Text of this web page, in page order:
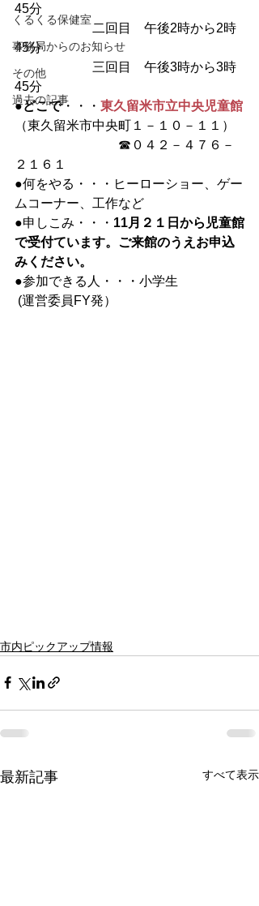
くるくる保健室
事務局からのお知らせ
その他
過去の記事
45分
二回目　午後2時から2時
45分
三回目　午後3時から3時
45分
●どこで・・・ 東久留米市立中央児童館
（東久留米市中央町１－１０－１１）
☎０４２－４７６－
２１６１
●何をやる・・・ヒーローショー、ゲー
ムコーナー、工作など
●申しこみ・・・ 11月２１日から児童館
で受付ています。ご来館のうえお申込
みください。
●参加できる人・・・小学生
(運営委員FY発）
市内ピックアップ情報
最新記事 すべて表示